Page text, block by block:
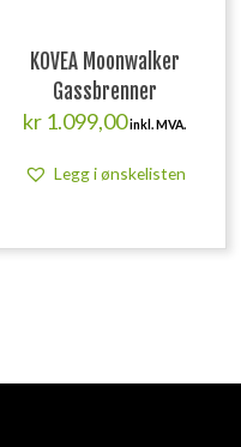
KOVEA Moonwalker
Gassbrenner
kr 1.099,00inkl. MVA.
Legg i ønskelisten